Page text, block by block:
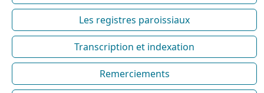
Les registres paroissiaux
Transcription et indexation
Remerciements